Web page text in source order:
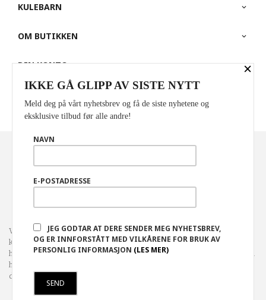
KULEBARN
OM BUTIKKEN
DIN KONTO
FRAKT KJØPSBETINGELSER
Vår nettbutikk bruker cookies slik at du får en bedre
kjøpsopplevelse og vi kan yte deg bedre service. Vi bruker cookies
hovedsaklig til å lagre innloggingsdetaljer og huske hva du har puttet i
handlekurven din. Fortsett å bruke siden som normalt om du godtar
dette.
×
IKKE GÅ GLIPP AV SISTE NYTT
Meld deg på vårt nyhetsbrev og få de siste nyhetene og
eksklusive tilbud før alle andre!
NAVN
E-POSTADRESSE
JEG GODTAR AT DERE SENDER MEG NYHETSBREV,
OG ER INNFORSTÅTT MED VILKÅRENE FOR BRUK AV
PERSONLIG INFORMASJON (LES MER)